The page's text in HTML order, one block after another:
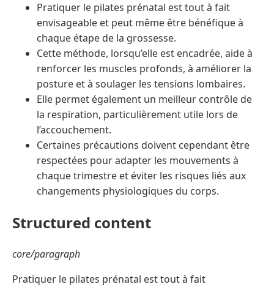
Pratiquer le pilates prénatal est tout à fait
envisageable et peut même être bénéfique à
chaque étape de la grossesse.
Cette méthode, lorsqu’elle est encadrée, aide à
renforcer les muscles profonds, à améliorer la
posture et à soulager les tensions lombaires.
Elle permet également un meilleur contrôle de
la respiration, particulièrement utile lors de
l’accouchement.
Certaines précautions doivent cependant être
respectées pour adapter les mouvements à
chaque trimestre et éviter les risques liés aux
changements physiologiques du corps.
Structured content
core/paragraph
Pratiquer le pilates prénatal est tout à fait